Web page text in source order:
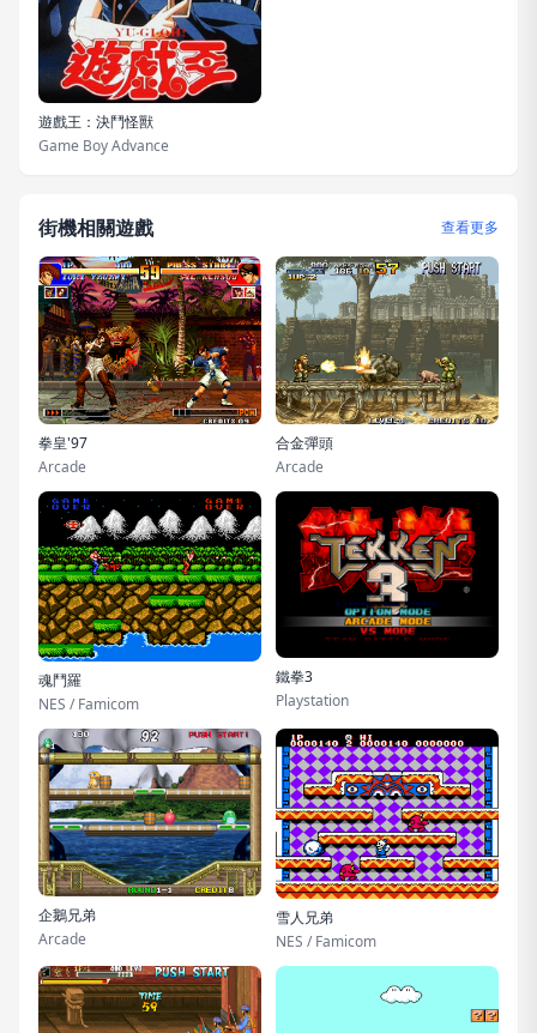
遊戲王：決鬥怪獸
Game Boy Advance
街機相關遊戲 查看更多
拳皇'97
Arcade
合金彈頭
Arcade
魂鬥羅
NES / Famicom
鐵拳3
Playstation
企鵝兄弟
Arcade
雪人兄弟
NES / Famicom